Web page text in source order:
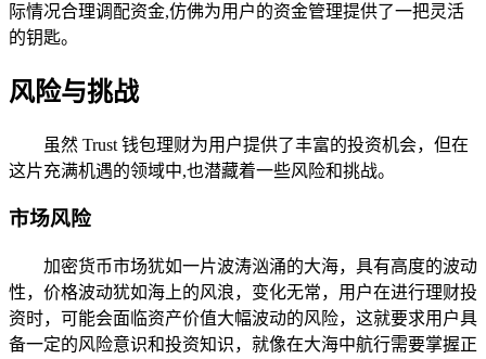
际情况合理调配资金,仿佛为用户的资金管理提供了一把灵活
的钥匙。
风险与挑战
虽然 Trust 钱包理财为用户提供了丰富的投资机会，但在
这片充满机遇的领域中,也潜藏着一些风险和挑战。
市场风险
加密货币市场犹如一片波涛汹涌的大海，具有高度的波动
性，价格波动犹如海上的风浪，变化无常，用户在进行理财投
资时，可能会面临资产价值大幅波动的风险，这就要求用户具
备一定的风险意识和投资知识，就像在大海中航行需要掌握正